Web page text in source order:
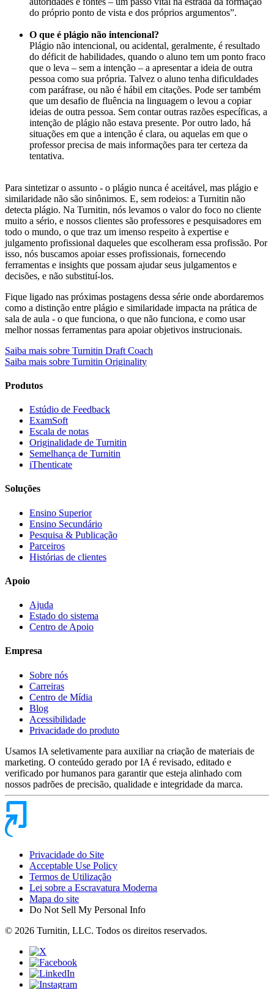
do próprio ponto de vista e dos próprios argumentos”.
O que é plágio não intencional?
Plágio não intencional, ou acidental, geralmente, é resultado
do déficit de habilidades, quando o aluno tem um ponto fraco
que o leva – sem a intenção – a apresentar a ideia de outra
pessoa como sua própria. Talvez o aluno tenha dificuldades
com paráfrase, ou não é hábil em citações. Pode ser também
que um desafio de fluência na linguagem o levou a copiar
ideias de outra pessoa. Sem contar outras razões específicas, a
intenção de plágio não estava presente. Por outro lado, há
situações em que a intenção é clara, ou aquelas em que o
professor precisa de mais informações para ter certeza da
tentativa.
Para sintetizar o assunto - o plágio nunca é aceitável, mas plágio e
similaridade não são sinônimos. E, sem rodeios: a Turnitin não
detecta plágio. Na Turnitin, nós levamos o valor do foco no cliente
muito a sério, e nossos clientes são professores e pesquisadores em
todo o mundo, o que traz um imenso respeito à expertise e
julgamento profissional daqueles que escolheram essa profissão. Por
isso, nós buscamos apoiar esses profissionais, fornecendo
ferramentas e insights que possam ajudar seus julgamentos e
decisões, e não substituí-los.
Fique ligado nas próximas postagens dessa série onde abordaremos
como a distinção entre plágio e similaridade impacta na prática de
sala de aula - o que funciona, o que não funciona, e como usar
melhor nossas ferramentas para apoiar objetivos instrucionais.
Saiba mais sobre Turnitin Draft Coach
Saiba mais sobre Turnitin Originality
Produtos
Estúdio de Feedback
ExamSoft
Escala de notas
Originalidade de Turnitin
Semelhança de Turnitin
iThenticate
Soluções
Ensino Superior
Ensino Secundário
Pesquisa & Publicação
Parceiros
Histórias de clientes
Apoio
Ajuda
Estado do sistema
Centro de Apoio
Empresa
Sobre nós
Carreiras
Centro de Mídia
Blog
Acessibilidade
Privacidade do produto
Usamos IA seletivamente para auxiliar na criação de materiais de
marketing. O conteúdo gerado por IA é revisado, editado e
verificado por humanos para garantir que esteja alinhado com
nossos padrões de precisão, qualidade e integridade da marca.
Privacidade do Site
Acceptable Use Policy
Termos de Utilização
Lei sobre a Escravatura Moderna
Mapa do site
Do Not Sell My Personal Info
© 2026 Turnitin, LLC. Todos os direitos reservados.